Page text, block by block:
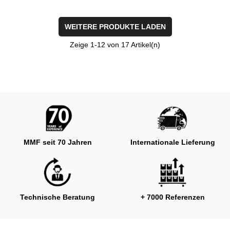
WEITERE PRODUKTE LADEN
Zeige 1-12 von 17 Artikel(n)
MMF seit 70 Jahren Internationale Lieferung
Technische Beratung + 7000 Referenzen